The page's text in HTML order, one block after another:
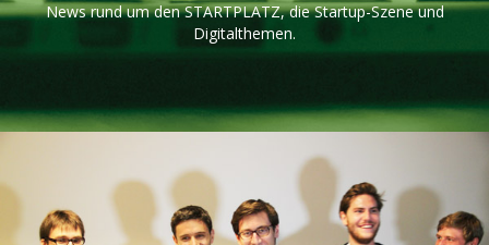
News rund um den STARTPLATZ, die Startup-Szene und
Digitalthemen.